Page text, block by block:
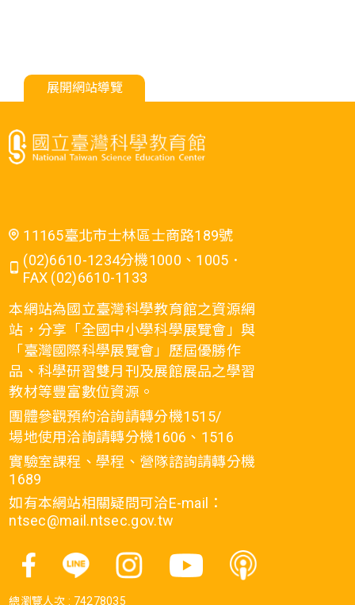
展開網站導覽
11165臺北市士林區士商路189號
(02)6610-1234分機1000、1005．
FAX (02)6610-1133
本網站為國立臺灣科學教育館之資源網
站，分享「全國中小學科學展覽會」與
「臺灣國際科學展覽會」歷屆優勝作
品、科學研習雙月刊及展館展品之學習
教材等豐富數位資源。
團體參觀預約洽詢請轉分機1515/
場地使用洽詢請轉分機1606、1516
實驗室課程、學程、營隊諮詢請轉分機
1689
如有本網站相關疑問可洽E-mail：
ntsec@mail.ntsec.gov.tw
總瀏覽人次 : 74278035